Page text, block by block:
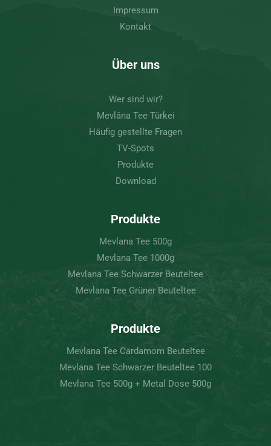
Impressum
Kontakt
Über uns
Wer sind wir?
Mevlâna Tee Türkei
Häufig gestellte Fragen
TV-Spots
Produkte
Download
Produkte
Mevlana Tee 500g
Mevlana Tee 1000g
Mevlana Tee Schwarzer Beuteltee
Mevlana Tee Grüner Beuteltee
Produkte
Mevlana Tee Cardamom Beuteltee
Mevlana Tee Schwarzer Beuteltee 100
Mevlana Tee 500g + Metal Dose 500g